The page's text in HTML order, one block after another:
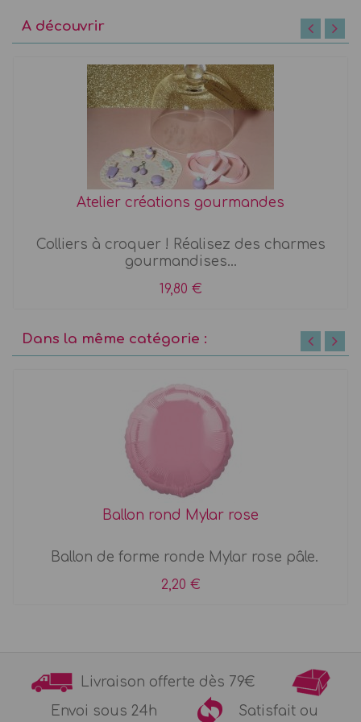
A découvrir
Atelier créations gourmandes
Colliers à croquer ! Réalisez des charmes
gourmandises...
19,80 €
Dans la même catégorie :
Ballon rond Mylar rose
Ballon de forme ronde Mylar rose pâle.
2,20 €
Livraison offerte dès 79€
Envoi sous 24h
Satisfait ou